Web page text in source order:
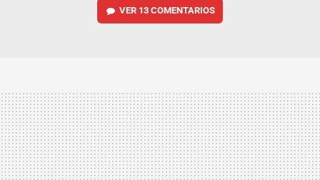
VER 13 COMENTARIOS